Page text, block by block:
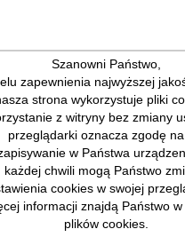
Szanowni Państwo,
zapewnienia najwyższej
strona wykorzystuje pliki
z witryny bez zmiany
przeglądarki oznacza zgodę
w Państwa
każdej chwili mogą Państwo
cookies w swojej
informacji znajdą Państwo w
plików cookies.